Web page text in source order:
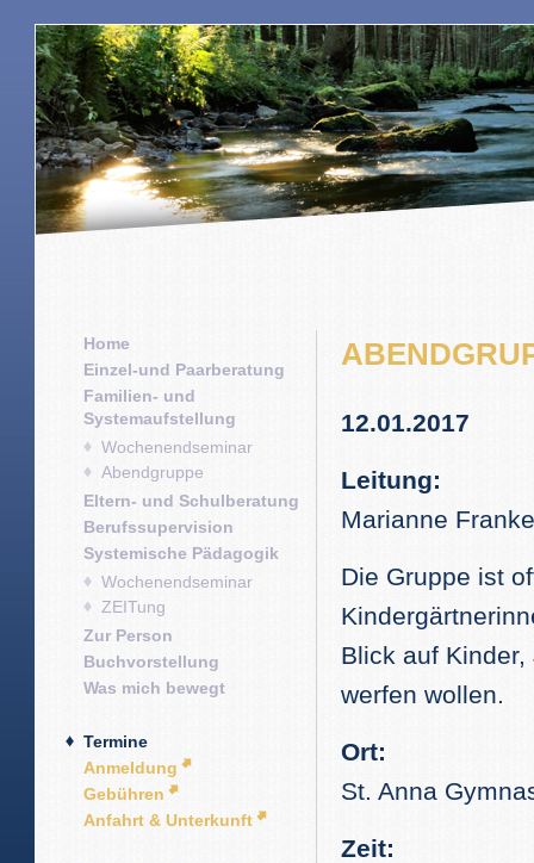
Home
Einzel-und Paarberatung
Familien- und
Systemaufstellung
Wochenendseminar
Abendgruppe
Eltern- und Schulberatung
Berufssupervision
Systemische Pädagogik
Wochenendseminar
ZEITung
Zur Person
Buchvorstellung
Was mich bewegt
Termine
Anmeldung
Gebühren
Anfahrt & Unterkunft
12.01.2017
Leitung:
Marianne
Die Gruppe ist
Blick auf
werfen wollen.
Ort:
St. Anna
Zeit: